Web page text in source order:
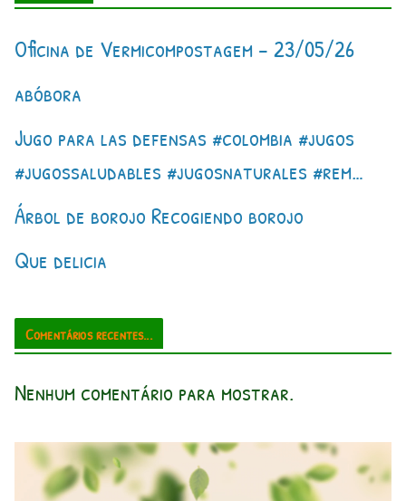
Oficina de Vermicompostagem – 23/05/26
abóbora
Jugo para las defensas #colombia #jugos
#jugossaludables #jugosnaturales #rem…
Árbol de borojo Recogiendo borojo
Que delicia
Comentários recentes...
Nenhum comentário para mostrar.